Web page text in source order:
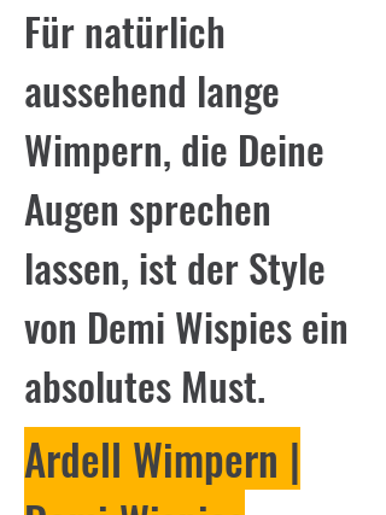
Für natürlich
aussehend lange
Wimpern, die Deine
Augen sprechen
lassen, ist der Style
von Demi Wispies ein
absolutes Must.
Ardell Wimpern |